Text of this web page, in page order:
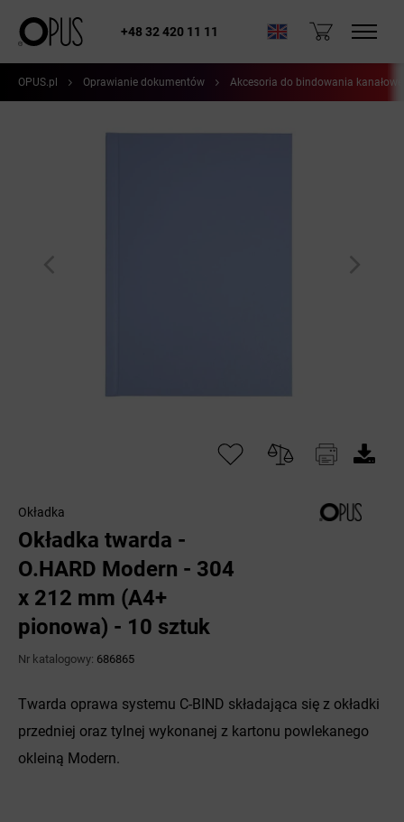
+48 32 420 11 11
OPUS.pl Oprawianie dokumentów Akcesoria do bindowania
Okładka
Okładka twarda -
O.HARD Modern - 304
x 212 mm (A4+
pionowa) - 10 sztuk
Nr katalogowy: 686865
Twarda oprawa systemu C-BIND składająca się z okładki
przedniej oraz tylnej wykonanej z kartonu powlekanego
okleiną Modern.